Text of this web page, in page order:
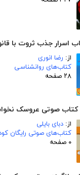
اسرار جذب ثروت با
از: رضا انوری
کتاب‌های روانشناسی
۲۸ صفحه
کتاب صوتی عروسک
از: دبای بایلی
کتاب‌های صوتی رایگان
۰ صفحه